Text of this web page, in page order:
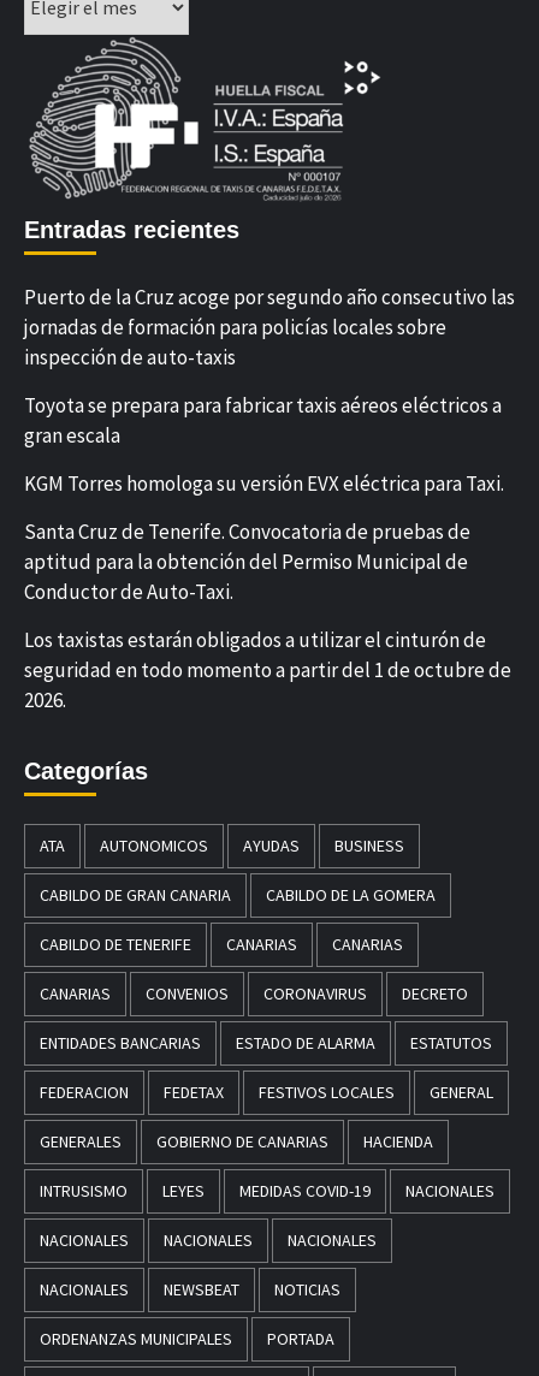
Entradas recientes
Puerto de la Cruz acoge por segundo año consecutivo las
jornadas de formación para policías locales sobre
inspección de auto-taxis
Toyota se prepara para fabricar taxis aéreos eléctricos a
gran escala
KGM Torres homologa su versión EVX eléctrica para Taxi.
Santa Cruz de Tenerife. Convocatoria de pruebas de
aptitud para la obtención del Permiso Municipal de
Conductor de Auto-Taxi.
Los taxistas estarán obligados a utilizar el cinturón de
seguridad en todo momento a partir del 1 de octubre de
2026.
Categorías
ATA AUTONOMICOS AYUDAS BUSINESS
CABILDO DE GRAN CANARIA CABILDO DE LA GOMERA
CABILDO DE TENERIFE CANARIAS CANARIAS
CANARIAS CONVENIOS CORONAVIRUS DECRETO
ENTIDADES BANCARIAS ESTADO DE ALARMA ESTATUTOS
FEDERACION FEDETAX FESTIVOS LOCALES GENERAL
GENERALES GOBIERNO DE CANARIAS HACIENDA
INTRUSISMO LEYES MEDIDAS COVID-19 NACIONALES
NACIONALES NACIONALES NACIONALES
NACIONALES NEWSBEAT NOTICIAS
ORDENANZAS MUNICIPALES PORTADA